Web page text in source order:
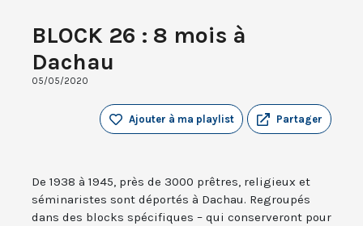
BLOCK 26 : 8 mois à
Dachau
05/05/2020
Partager
Ajouter à ma playlist
De 1938 à 1945, près de 3000 prêtres, religieux et
séminaristes sont déportés à Dachau. Regroupés
dans des blocks spécifiques – qui conserveront pour